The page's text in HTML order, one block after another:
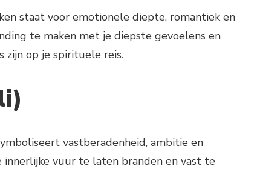
staat voor emotionele diepte, romantiek en
te maken met je diepste gevoelens en
zijn op je spirituele reis.
vastberadenheid, ambitie en
innerlijke vuur te laten branden en vast te